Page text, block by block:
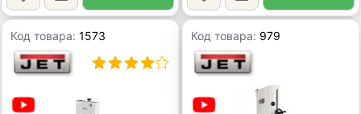
Код товара:1573 Код товара: 979